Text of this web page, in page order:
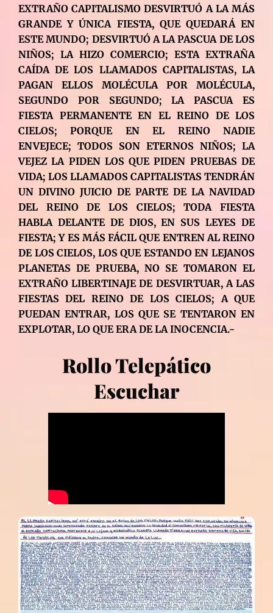
EXTRAÑO CAPITALISMO DESVIRTUÓ A LA MÁS
GRANDE Y ÚNICA FIESTA, QUE QUEDARÁ EN
ESTE MUNDO; DESVIRTUÓ A LA PASCUA DE LOS
NIÑOS; LA HIZO COMERCIO; ESTA EXTRAÑA
CAÍDA DE LOS LLAMADOS CAPITALISTAS, LA
PAGAN ELLOS MOLÉCULA POR MOLÉCULA,
SEGUNDO POR SEGUNDO; LA PASCUA ES
FIESTA PERMANENTE EN EL REINO DE LOS
CIELOS; PORQUE EN EL REINO NADIE
ENVEJECE; TODOS SON ETERNOS NIÑOS; LA
VEJEZ LA PIDEN LOS QUE PIDEN PRUEBAS DE
VIDA; LOS LLAMADOS CAPITALISTAS TENDRÁN
UN DIVINO JUICIO DE PARTE DE LA NAVIDAD
DEL REINO DE LOS CIELOS; TODA FIESTA
HABLA DELANTE DE DIOS, EN SUS LEYES DE
FIESTA; Y ES MÁS FÁCIL QUE ENTREN AL REINO
DE LOS CIELOS, LOS QUE ESTANDO EN LEJANOS
PLANETAS DE PRUEBA, NO SE TOMARON EL
EXTRAÑO LIBERTINAJE DE DESVIRTUAR, A LAS
FIESTAS DEL REINO DE LOS CIELOS; A QUE
PUEDAN ENTRAR, LOS QUE SE TENTARON EN
EXPLOTAR, LO QUE ERA DE LA INOCENCIA.-
Rollo Telepático
Escuchar